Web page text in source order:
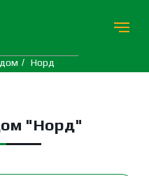
/ Норд
"Норд"